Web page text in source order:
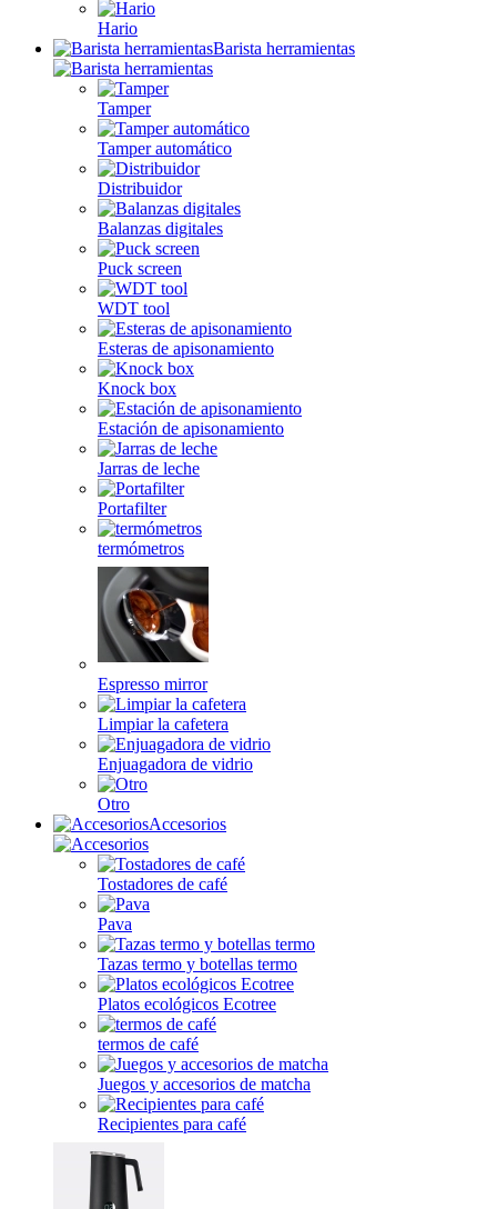
Hario
Barista herramientas
Tamper
Tamper automático
Distribuidor
Balanzas digitales
Puck screen
WDT tool
Esteras de apisonamiento
Knock box
Estación de apisonamiento
Jarras de leche
Portafilter
termómetros
Espresso mirror
Limpiar la cafetera
Enjuagadora de vidrio
Otro
Accesorios
Tostadores de café
Pava
Tazas termo y botellas termo
Platos ecológicos Ecotree
termos de café
Juegos y accesorios de matcha
Recipientes para café